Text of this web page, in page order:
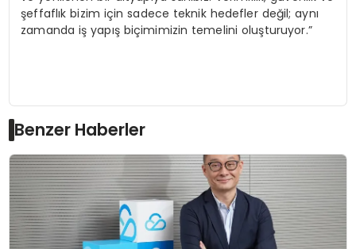
şeffaflık bizim için sadece teknik hedefler değil; aynı
zamanda iş yapış biçimimizin temelini oluşturuyor.”
Benzer Haberler